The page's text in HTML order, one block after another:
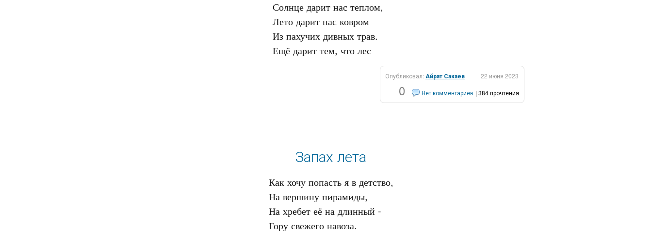
Солнце дарит нас теплом,
Лето дарит нас ковром
Из пахучих дивных трав.
Опубликовал:Айрат Сакаев 22 июня 2023
0 Нет комментариев | 384 прочтения
Запах лета
Как хочу попасть я в детство,
На вершину пирамиды,
На хребет её на длинный -